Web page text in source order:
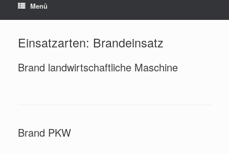
Menü
Einsatzarten: Brandeinsatz
Brand landwirtschaftliche Maschine
Brand PKW